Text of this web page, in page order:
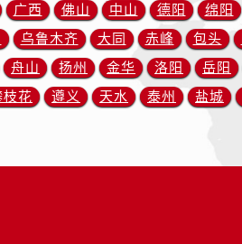
广西 佛山 中山 德阳 绵阳
乌鲁木齐 大同 赤峰 包头
舟山 扬州 金华 洛阳 岳阳
枝花 遵义 天水 泰州 盐城